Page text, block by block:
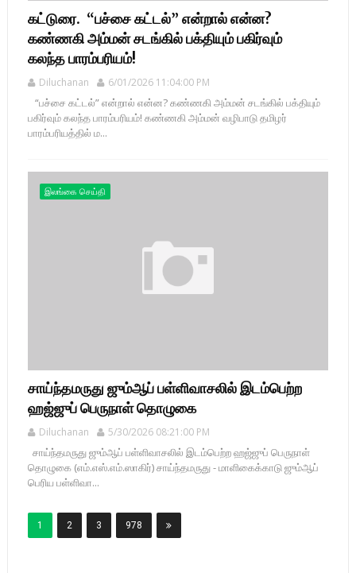
கட்டுரை. “பச்சை கட்டல்” என்றால் என்ன?
கண்ணகி அம்மன் சடங்கில் பக்தியும் பகிர்வும்
கலந்த பாரம்பரியம்!
Diluchanan 6/01/2026 11:04:00 PM
“பச்சை கட்டல்” என்றால் என்ன? கண்ணகி அம்மன் சடங்கில் பக்தியும்
பகிர்வும் கலந்த பாரம்பரியம்! கண்ணகி அம்மன் வழிபாடு தமிழர்
பாரம்பரியத்தில் ம...
இலங்கை செய்தி
சாய்ந்தமருது ஜும்ஆப் பள்ளிவாசலில் இடம்பெற்ற
ஹஜ்ஜுப் பெருநாள் தொழுகை
Diluchanan 5/30/2026 08:21:00 PM
சாய்ந்தமருது ஜும்ஆப் பள்ளிவாசலில் இடம்பெற்ற ஹஜ்ஜுப் பெருநாள்
தொழுகை (எம்.எஸ்.எம்.ஸாகிர்) சாய்ந்தமருது - மாளிகைக்காடு ஜும்ஆப்
பெரிய பள்ளிவா...
1 2 3 978